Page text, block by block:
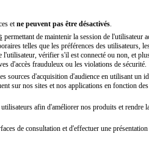
et ne peuvent pas être désactivés.
permettant de maintenir la session de l'utilisateur
telles que les préférences des utilisateurs,
vérifier s'il est connecté ou non, et
d'accès frauduleux ou les violations de sécurité.
sources d'acquisition d'audience en utilisant un
sur nos sites et nos applications en fonction des
afin d'améliorer nos produits et rendre
de consultation et d'effectuer une présentation